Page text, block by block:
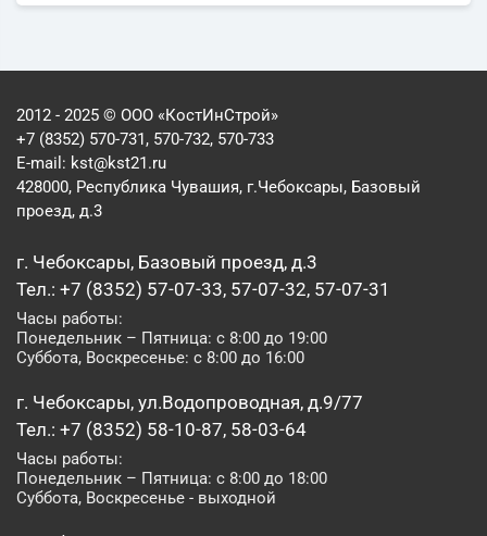
2012 - 2025 © ООО «КостИнСтрой»
+7 (8352) 570-731, 570-732, 570-733
E-mail: kst@kst21.ru
428000, Республика Чувашия, г.Чебоксары, Базовый
проезд, д.3
г. Чебоксары, Базовый проезд, д.3
Тел.: +7 (8352) 57-07-33, 57-07-32, 57-07-31
Часы работы:
Понедельник – Пятница: с 8:00 до 19:00
Суббота, Воскресенье: с 8:00 до 16:00
г. Чебоксары, ул.Водопроводная, д.9/77
Тел.: +7 (8352) 58-10-87, 58-03-64
Часы работы:
Понедельник – Пятница: с 8:00 до 18:00
Суббота, Воскресенье - выходной